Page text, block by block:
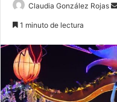
Claudia González Rojas
1 minuto de lectura